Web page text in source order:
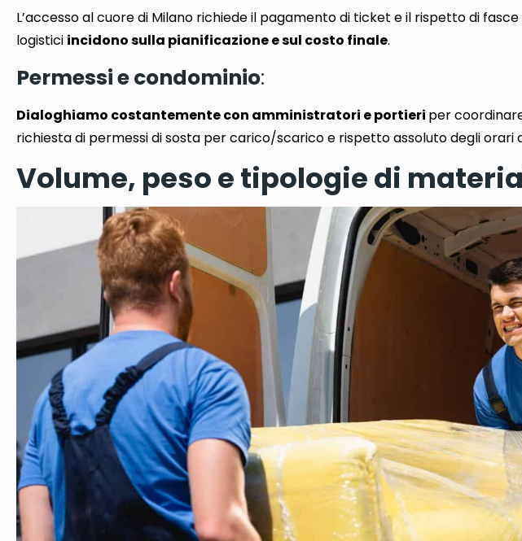
L’accesso al cuore di Milano richiede il pagamento di ticket e il rispetto di
logistici incidono sulla pianificazione e sul costo finale.
Permessi e condominio:
Dialoghiamo costantemente con amministratori e portieri per
richiesta di permessi di sosta per carico/scarico e rispetto assoluto degli orari
Volume, peso e tipologie di